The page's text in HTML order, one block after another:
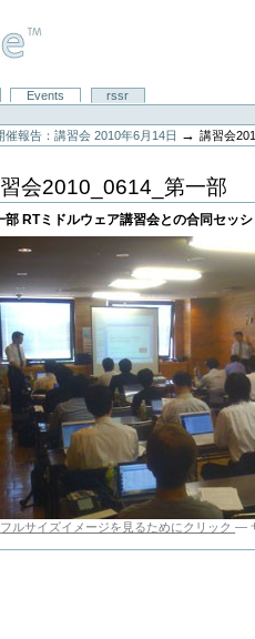
Events
rssr
催報告：講習会 2010年6月14日 →講習会
会2010_0614_第一部
部 RTミドルウェア講習会との合同セッ
フルサイズイメージを見るためにクリック —